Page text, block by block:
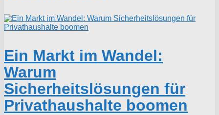
Ein Markt im Wandel:
Warum
Sicherheitslösungen für
Privathaushalte boomen